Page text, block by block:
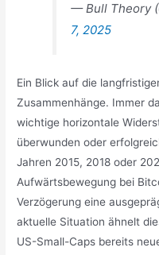
— Bull Theory
7, 2025
Ein Blick auf die
Zusammenhänge. Immer
wichtige horizontale
überwunden oder
Jahren 2015, 2018 oder
Aufwärtsbewegung bei
Verzögerung eine
aktuelle Situation ähnelt
US-Small-Caps bereits